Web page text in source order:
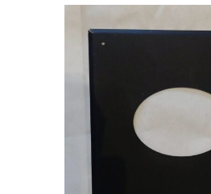
AGREGAR AL CARRITO